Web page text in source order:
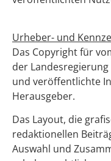
Urheber- und
Das Copyright für
der
und veröffentlichte
Herausgeber.
Das Layout, die
redaktionellen
Auswahl und